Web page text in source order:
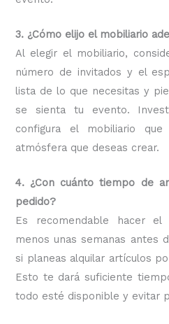
3. ¿Cómo elijo el mobiliario
Al elegir el mobiliario,
número de invitados y el
lista de lo que necesitas y
se sienta tu evento.
configura el mobiliario
atmósfera que deseas crear.
4. ¿Con cuánto tiempo de
pedido?
Es recomendable hacer
menos unas semanas antes
si planeas alquilar artículos
Esto te dará suficiente
todo esté disponible y evitar